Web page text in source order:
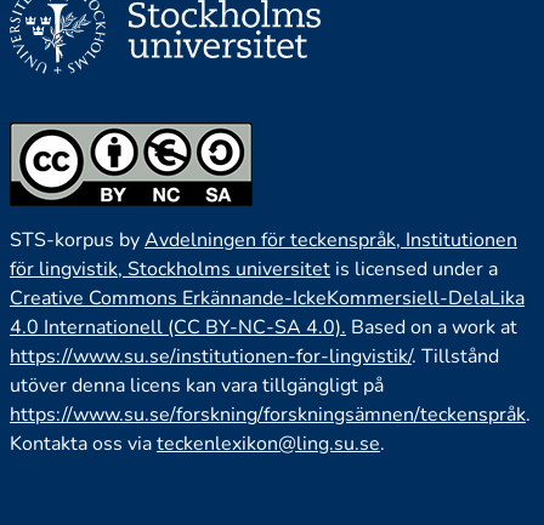
STS-korpus byAvdelningen för teckenspråk, Institutionen
för lingvistik, Stockholms universitet is licensed under a
Creative Commons Erkännande-IckeKommersiell-DelaLika
4.0 Internationell (CC BY-NC-SA 4.0). Based on a work at
https://www.su.se/institutionen-for-lingvistik/. Tillstånd
utöver denna licens kan vara tillgängligt på
https://www.su.se/forskning/forskningsämnen/teckenspråk.
Kontakta oss viateckenlexikon@ling.su.se.